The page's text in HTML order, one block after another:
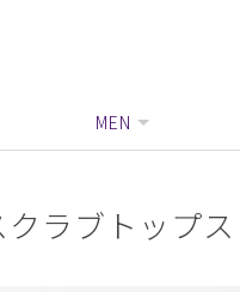
MEN
ラブトップス